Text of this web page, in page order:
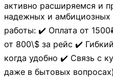
активно расширяемся и
надежных и
работы: ✔️ Оплата от
от 800\$ за рейс ✔️
когда удобно ✔️ Связь с
даже в бытовых